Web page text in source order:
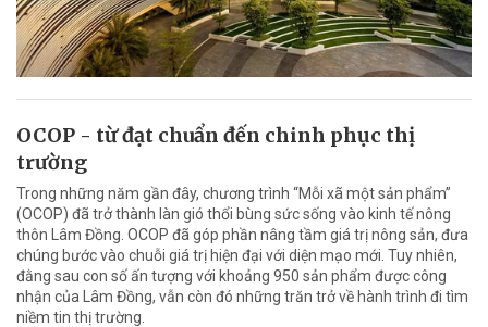
OCOP - từ đạt chuẩn đến chinh phục thị
trường
Trong những năm gần đây, chương trình “Mỗi xã một sản phẩm”
(OCOP) đã trở thành làn gió thổi bùng sức sống vào kinh tế nông
thôn Lâm Đồng. OCOP đã góp phần nâng tầm giá trị nông sản, đưa
chúng bước vào chuỗi giá trị hiện đại với diện mạo mới. Tuy nhiên,
đằng sau con số ấn tượng với khoảng 950 sản phẩm được công
nhận của Lâm Đồng, vẫn còn đó những trăn trở về hành trình đi tìm
niềm tin thị trường.